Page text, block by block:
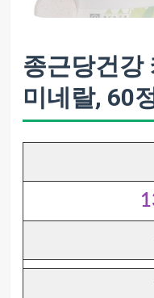
종근당건강
미네랄, 60